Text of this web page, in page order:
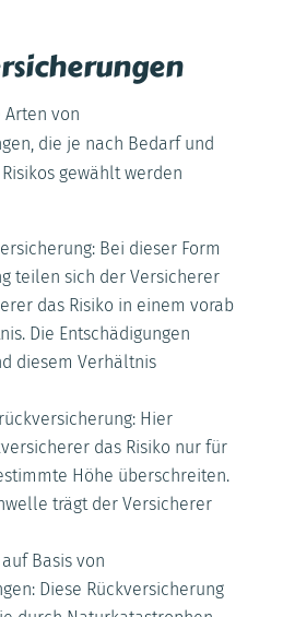
Arten von
die je nach Bedarf und
gewählt werden
Bei dieser Form
teilen sich der Versicherer
das Risiko in einem vorab
Die Entschädigungen
diesem Verhältnis
Hier
das Risiko nur für
Höhe überschreiten.
trägt der Versicherer
Basis von
Diese Rückversicherung